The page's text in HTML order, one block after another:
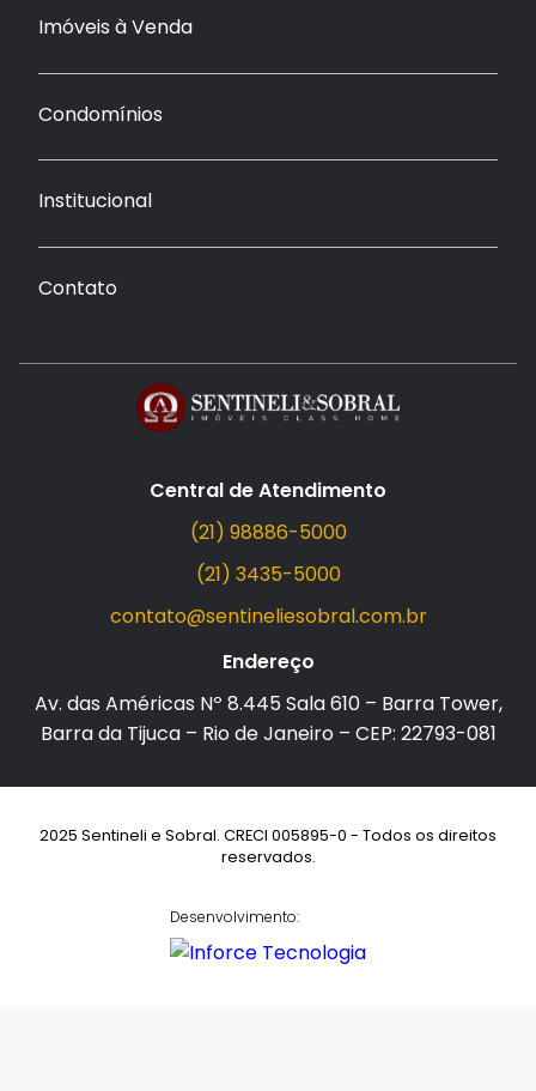
Imóveis à Venda
Condomínios
Institucional
Contato
Central de Atendimento
(21) 98886-5000
(21) 3435-5000
contato@sentineliesobral.com.br
Endereço
Av. das Américas Nº 8.445 Sala 610 – Barra Tower,
Barra da Tijuca – Rio de Janeiro – CEP: 22793-081
2025 Sentineli e Sobral. CRECI 005895-0 - Todos os direitos
reservados.
Desenvolvimento: